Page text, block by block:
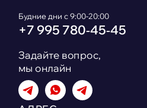
Будние дни с 9:00-20:00
+7 995 780‑45‑45
Задайте вопрос,
мы онлайн